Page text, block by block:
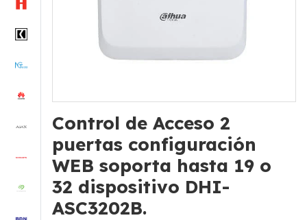
Control de Acceso 2
puertas configuración
WEB soporta hasta 19 o
32 dispositivo DHI-
ASC3202B.